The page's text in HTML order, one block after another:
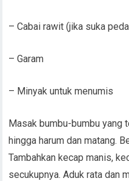
– Cabai rawit (jika suka
– Garam
– Minyak untuk menumis
Masak bumbu-bumbu yang
hingga harum dan matang.
Tambahkan kecap manis,
secukupnya. Aduk rata dan